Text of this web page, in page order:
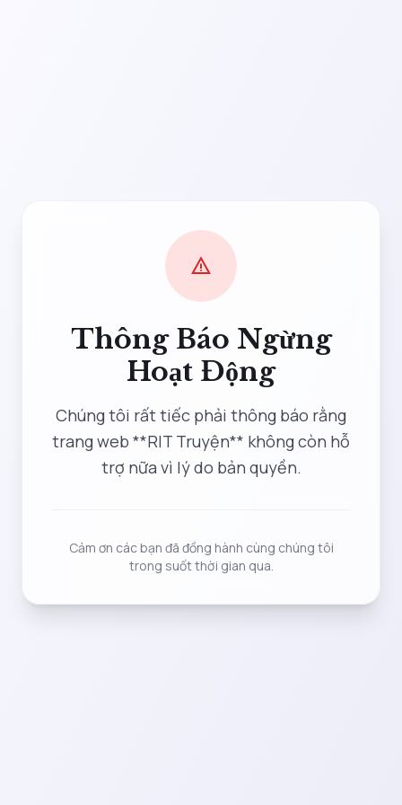
warning
Thông Báo Ngừng
Hoạt Động
Chúng tôi rất tiếc phải thông báo rằng
trang web **RIT Truyện** không còn hỗ
trợ nữa vì lý do bản quyền.
Cảm ơn các bạn đã đồng hành cùng chúng tôi
trong suốt thời gian qua.